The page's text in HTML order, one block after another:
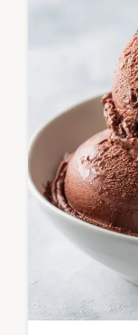
recette
checklist
de dosage